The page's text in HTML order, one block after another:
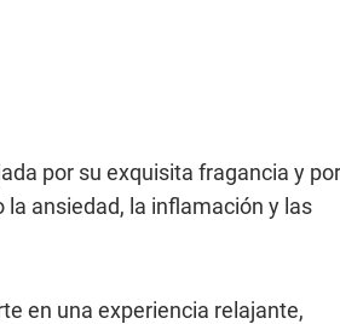
por su exquisita fragancia y por
ansiedad, la inflamación y las
en una experiencia relajante,